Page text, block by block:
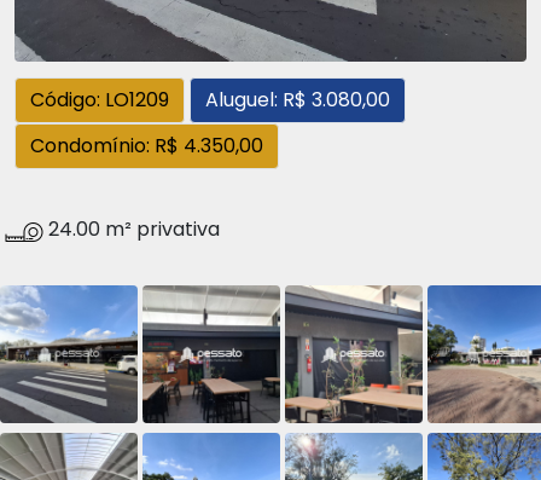
Código: LO1209
Aluguel: R$ 3.080,00
Condomínio: R$ 4.350,00
24.00 m² privativa